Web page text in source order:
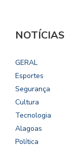
NOTÍCIAS
GERAL
Esportes
Segurança
Cultura
Tecnologia
Alagoas
Política